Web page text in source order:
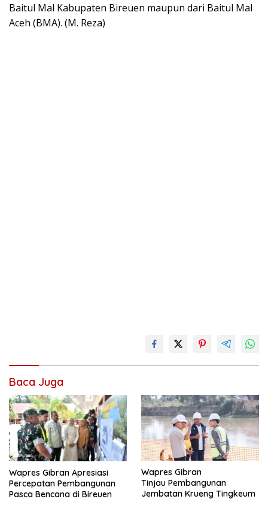
Baitul Mal Kabupaten Bireuen maupun dari Baitul Mal
Aceh (BMA). (M. Reza)
Baca Juga
Wapres Gibran Apresiasi
Percepatan Pembangunan
Pasca Bencana di Bireuen
Wapres Gibran
Tinjau Pembangunan
Jembatan Krueng Tingkeum